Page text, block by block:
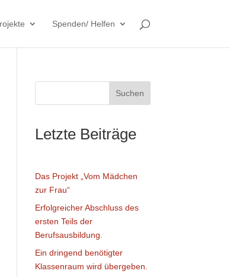
Spenden/ Helfen
Suchen
Letzte Beiträge
Das Projekt „Vom Mädchen
zur Frau“
Erfolgreicher Abschluss des
ersten Teils der
Berufsausbildung.
Ein dringend benötigter
Klassenraum wird übergeben.